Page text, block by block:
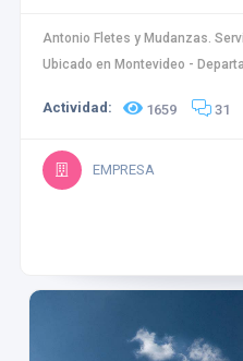
Antonio Fletes y Mudanzas.
Ubicado en Montevideo -
Actividad: 1659 31
EMPRESA